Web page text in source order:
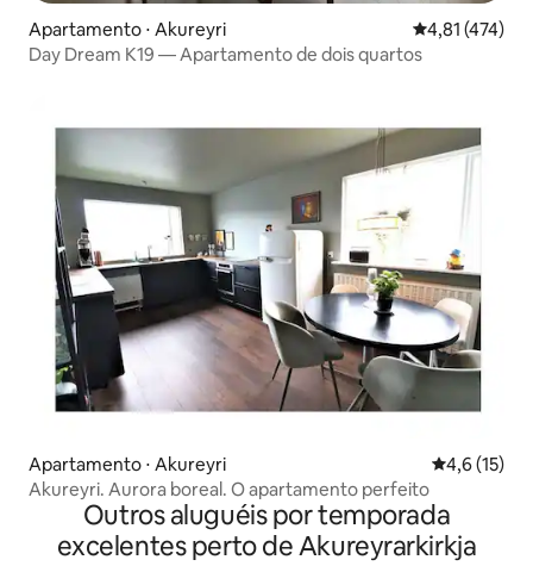
Apartamento ⋅ Akureyri 4,81 de uma
4,81 (474)
Day Dream K19 — Apartamento de dois quartos
Apartamento ⋅ Akureyri 4,6 de uma
4,6 (15)
Akureyri. Aurora boreal. O apartamento perfeito
Outros aluguéis por temporada
excelentes perto de Akureyrarkirkja